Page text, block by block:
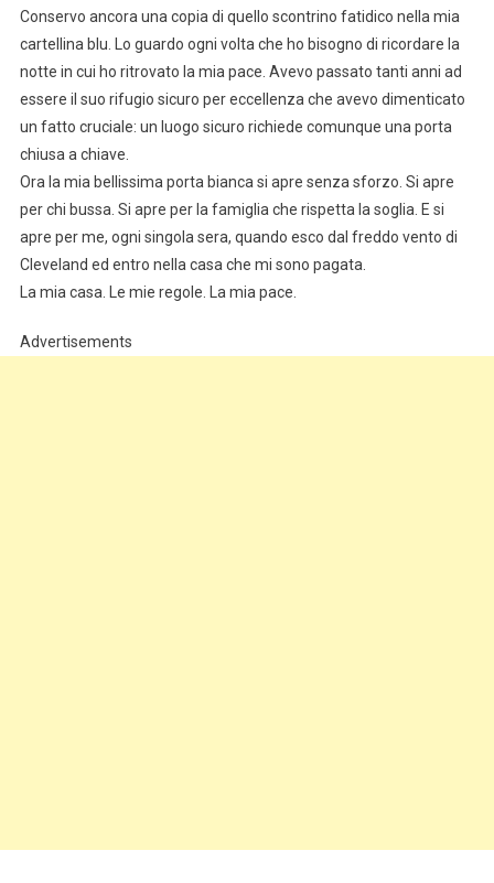
Conservo ancora una copia di quello scontrino fatidico nella mia
cartellina blu. Lo guardo ogni volta che ho bisogno di ricordare la
notte in cui ho ritrovato la mia pace. Avevo passato tanti anni ad
essere il suo rifugio sicuro per eccellenza che avevo dimenticato
un fatto cruciale: un luogo sicuro richiede comunque una porta
chiusa a chiave.
Ora la mia bellissima porta bianca si apre senza sforzo. Si apre
per chi bussa. Si apre per la famiglia che rispetta la soglia. E si
apre per me, ogni singola sera, quando esco dal freddo vento di
Cleveland ed entro nella casa che mi sono pagata.
La mia casa. Le mie regole. La mia pace.
Advertisements